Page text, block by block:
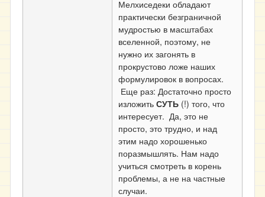
Мелхиседеки обладают
практически безграничной
мудростью в масштабах
вселенной, поэтому, не
нужно их загонять в
прокрустово ложе наших
формулировок в вопросах.
Еще раз: Достаточно просто
изложить СУТЬ (!) того, что
интересует. Да, это не
просто, это трудно, и над
этим надо хорошенько
поразмышлять. Нам надо
учиться смотреть в корень
проблемы, а не на частные
случаи.